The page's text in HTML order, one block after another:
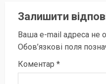
Залишити
Ваша e-mail адреса не
Обов’язкові поля
Коментар *